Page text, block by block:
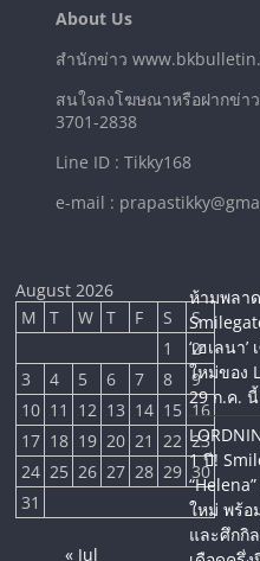
About Us
สำนักข่าว
สนใจลงโฆษณาหรือฝากข่า
3701-2838
Line ID : Tikky168
e-mail :
August 2026
M
T W T F S
S
1
2
3
4 5 6 7 8
9
10 11 12 13 14 15 16
17 18 19 20 21 22 23
24 25 26 27 28 29 30
31
« Jul
ห้ามพลา
‘เฮเลนา
ใหม่ของ
29 ก.ค. นี้
1 ปี!
ใหม่ พร้อ
และศึกกิ